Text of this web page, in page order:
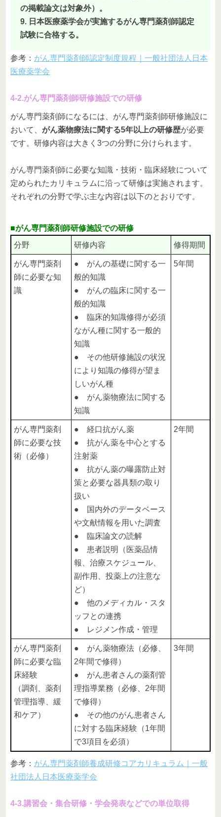
の掲載論文は対象外）。
9. 日本医療薬学会が実施するがん専門薬剤師認定
試験に合格する。
参考： がん専門薬剤師認定制度規程｜一般社団法人日本
医療薬学会
4-2.がん専門薬剤師研修施設での研修
がん専門薬剤師になるには、がん専門薬剤師研修施設に
おいて、 がん薬物療法に関する5年以上の研修歴が必要
です。研修内容は大きく3つの分野に分けられます。
がん専門薬剤師に必要な知識・技術・臨床経験について
定められたカリキュラムに沿って研修は実施されます。
それぞれの分野で学ぶ主な内容は以下のとおりです。
■がん専門薬剤師研修施設での研修
分野
研修内容 修得期間
がん専門薬剤
師に必要な知
識
● がんの基礎に関する一
般的知識
● がんの臨床に関する一
般的知識
● 臨床的知識修得が必須
ながん種に関する一般的
知識
● その他研修施設の状況
により知識の修得が望ま
しいがん種
● がん薬物療法に関する
知識
5年間
がん専門薬剤
師に必要な技
術（必修）
● 経口抗がん薬
● 抗がん薬を中心とする
注射薬
● 抗がん薬の曝露防止対
策と必要な器具類の取り
扱い
● 国内外のデータベース
や文献情報を用いた調査
● 臨床論文の読解
● 患者説明（医薬品情
報、治療スケジュール、
副作用、投薬上の注意な
ど）
● 他のメディカル・スタ
ッフとの連携
● レジメン作成・管理
2年間
がん専門薬剤
師に必要な臨
床経験
（調剤、薬剤
管理指導、緩
和ケア）
● がん薬物療法（必修、
2年間で修得）
● がん患者さんの薬剤管
理指導業務（必修、2年間
で修得）
● その他のがん患者さん
に対する臨床経験（1年間
で3項目を必須）
3年間
参考： がん専門薬剤師養成研修コアカリキュラム｜一般
社団法人日本医療薬学会
4-3.講習会・集合研修・学会発表などでの単位取得